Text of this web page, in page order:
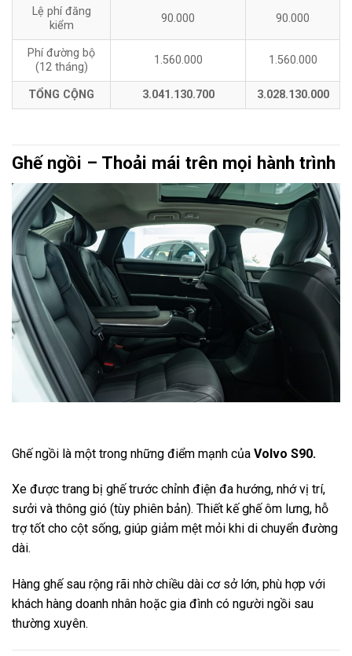
Lệ phí đăng
kiểm
90.000 90.000
Phí đường bộ
(12 tháng)
1.560.000 1.560.000
TỔNG CỘNG 3.041.130.700 3.028.130.000
Ghế ngồi – Thoải mái trên mọi hành trình
Ghế ngồi là một trong những điểm mạnh của Volvo S90.
Xe được trang bị ghế trước chỉnh điện đa hướng, nhớ vị trí,
sưởi và thông gió (tùy phiên bản). Thiết kế ghế ôm lưng, hỗ
trợ tốt cho cột sống, giúp giảm mệt mỏi khi di chuyển đường
dài.
Hàng ghế sau rộng rãi nhờ chiều dài cơ sở lớn, phù hợp với
khách hàng doanh nhân hoặc gia đình có người ngồi sau
thường xuyên.